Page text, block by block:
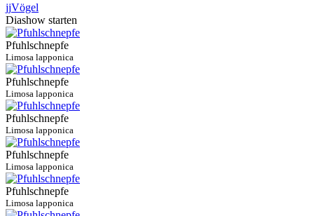
jjVögel
Diashow starten
Pfuhlschnepfe
Limosa lapponica
Pfuhlschnepfe
Limosa lapponica
Pfuhlschnepfe
Limosa lapponica
Pfuhlschnepfe
Limosa lapponica
Pfuhlschnepfe
Limosa lapponica